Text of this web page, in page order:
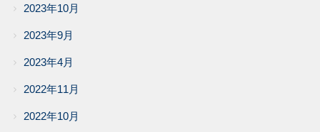
2023年10月
2023年9月
2023年4月
2022年11月
2022年10月